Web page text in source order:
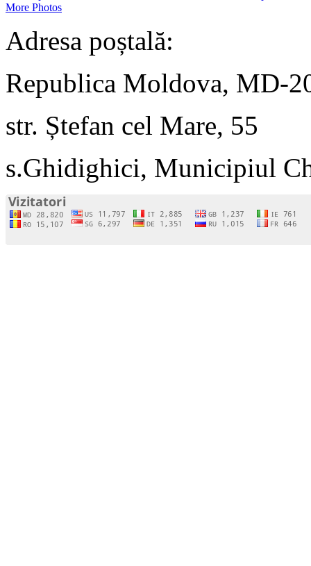
More Photos
Adresa poștală:
Republica Moldova, MD-
str. Ștefan cel Mare, 55
s.Ghidighici, Municipiul